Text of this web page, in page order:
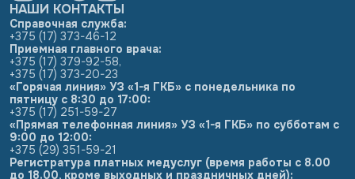
НАШИ КОНТАКТЫ
Справочная служба:
+375 (17) 373-46-12
Приемная главного врача:
+375 (17) 379-92-58,
+375 (17) 373-20-23
«Горячая линия» УЗ «1-я ГКБ» с понедельника по
пятницу с 8:30 до 17:00:
+375 (17) 251-59-27
«Прямая телефонная линия» УЗ «1-я ГКБ» по субботам с
9:00 до 12:00:
+375 (29) 351-59-21
Регистратура платных медуслуг (время работы с 8.00
до 18.00, кроме выходных и праздничных дней):